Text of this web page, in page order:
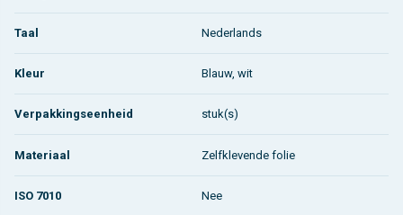
Taal Nederlands
Kleur Blauw, wit
Verpakkingseenheid stuk(s)
Materiaal Zelfklevende folie
ISO 7010 Nee